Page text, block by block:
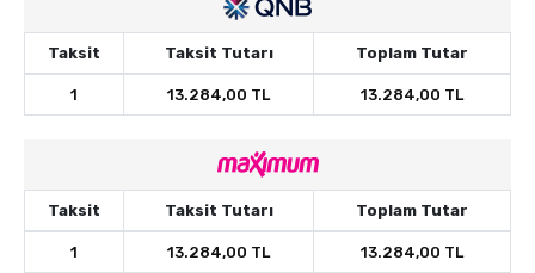
Taksit Taksit Tutarı Toplam Tutar
1 13.284,00 TL 13.284,00 TL
Taksit Taksit Tutarı Toplam Tutar
1 13.284,00 TL 13.284,00 TL